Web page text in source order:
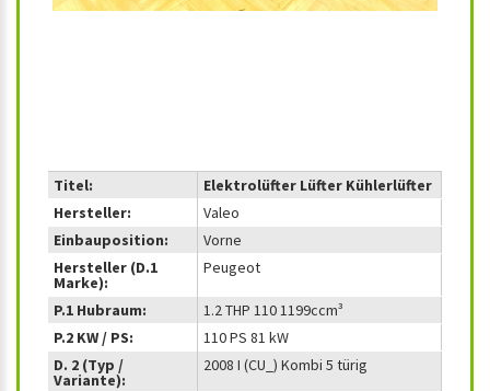
Titel:
Elektrolüfter Lüfter Kühlerlüfter
Hersteller:
Valeo
Einbauposition:
Vorne
Hersteller (D.1
Marke):
Peugeot
P.1 Hubraum:
1.2 THP 110 1199ccm³
P.2 KW / PS:
110 PS 81 kW
D. 2 (Typ /
Variante):
2008 I (CU_) Kombi 5 türig